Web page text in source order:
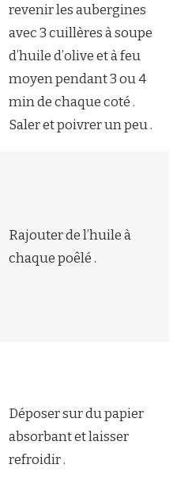
revenir les aubergines
avec 3 cuillères à soupe
d’huile d’olive et à feu
moyen pendant 3 ou 4
min de chaque coté .
Saler et poivrer un peu .
Rajouter de l’huile à
chaque poêlé .
Déposer sur du papier
absorbant et laisser
refroidir .